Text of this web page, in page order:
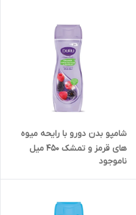
شامپو بدن دورو با رایحه میوه
های قرمز و تمشک 450 میل
ناموجود